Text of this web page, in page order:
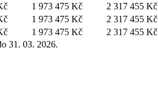
1 973 475 Kč 2 317 455 Kč
1 973 475 Kč 2 317 455 Kč
1 973 475 Kč 2 317 455 Kč
31. 03. 2026.